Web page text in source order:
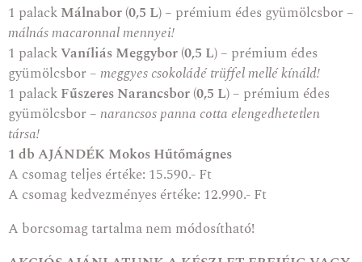
1 palackMálnabor (0,5 L)– prémium édes gyümölcsbor–
málnás macaronnal mennyei!
1 palackVaníliás Meggybor (0,5 L)– prémium édes
gyümölcsbor– meggyes csokoládé trüffel mellé kínáld!
1 palackFűszeres Narancsbor (0,5 L)– prémium édes
gyümölcsbor– narancsos panna cotta elengedhetetlen
társa!
1 db AJÁNDÉKMokos Hűtőmágnes
A csomag teljes értéke: 15.590.- Ft
A csomag kedvezményes értéke: 12.990.- Ft
A borcsomag tartalma nem módosítható!